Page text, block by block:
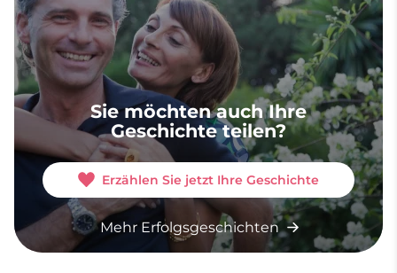
Sie möchten auch Ihre
Geschichte teilen?
Erzählen Sie jetzt Ihre Geschichte
Mehr Erfolgsgeschichten